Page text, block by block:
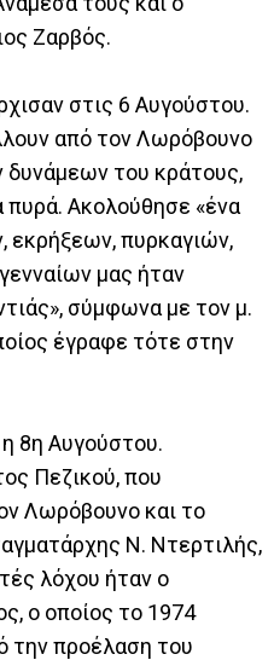
Ζαρβός.
στις 6 Αυγούστου.
από τον Λωρόβουνο
του κράτους,
πυρά. Ακολούθησε «ένα
εκρήξεων, πυρκαγιών,
μας ήταν
σύμφωνα με τον μ.
έγραφε τότε στην
8η Αυγούστου.
Πεζικού, που
Λωρόβουνο και το
Ν. Ντερτιλής,
λόχου ήταν ο
ο οποίος το 1974
την προέλαση του